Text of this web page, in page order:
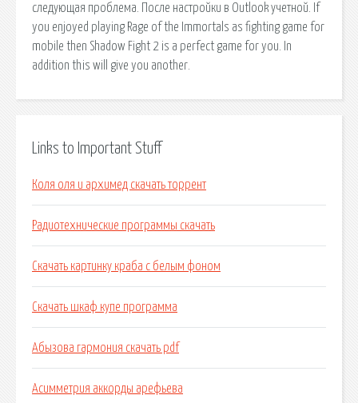
следующая проблема. После настройки в Outlook учетной. If
you enjoyed playing Rage of the Immortals as fighting game for
mobile then Shadow Fight 2 is a perfect game for you. In
addition this will give you another.
Links to Important Stuff
Коля оля и архимед скачать торрент
Радиотехнические программы скачать
Скачать картинку краба с белым фоном
Скачать шкаф купе программа
Абызова гармония скачать pdf
Асимметрия аккорды арефьева